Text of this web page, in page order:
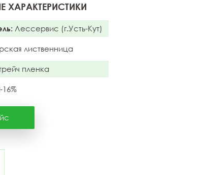
ХАРАКТЕРИСТИКИ
Лессервис (г.Усть-Кут)
лиственница
пленка
16%